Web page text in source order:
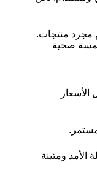
مجرد منتجات.
لمسة صحية
الأمد ومتينة